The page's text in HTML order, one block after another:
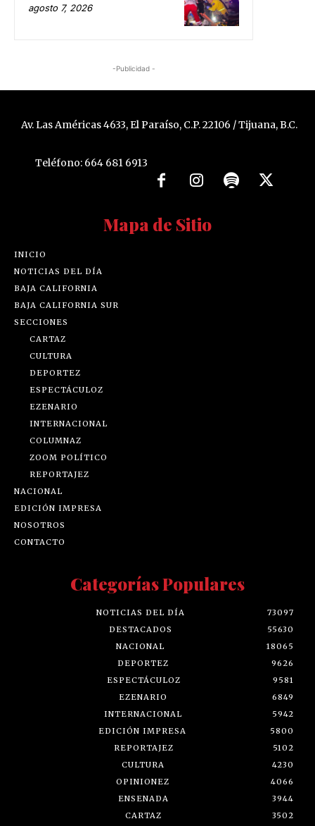
agosto 7, 2026
-Publicidad -
Av. Las Américas 4633, El Paraíso, C.P. 22106 / Tijuana, B.C.
Teléfono: 664 681 6913
Mapa de Sitio
INICIO
NOTICIAS DEL DÍA
BAJA CALIFORNIA
BAJA CALIFORNIA SUR
SECCIONES
CARTAZ
CULTURA
DEPORTEZ
ESPECTÁCULOZ
EZENARIO
INTERNACIONAL
COLUMNAZ
ZOOM POLÍTICO
REPORTAJEZ
NACIONAL
EDICIÓN IMPRESA
NOSOTROS
CONTACTO
Categorías Populares
NOTICIAS DEL DÍA
73097
DESTACADOS
55630
NACIONAL
18065
DEPORTEZ
9626
ESPECTÁCULOZ
9581
EZENARIO
6849
INTERNACIONAL
5942
EDICIÓN IMPRESA
5800
REPORTAJEZ
5102
CULTURA
4230
OPINIONEZ
4066
ENSENADA
3944
CARTAZ
3502